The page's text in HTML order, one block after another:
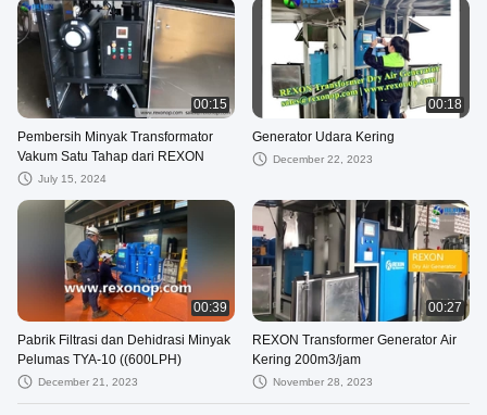
00:15
Pembersih Minyak Transformator
Vakum Satu Tahap dari REXON
July 15, 2024
00:18
Generator Udara Kering
December 22, 2023
00:39
Pabrik Filtrasi dan Dehidrasi Minyak
Pelumas TYA-10 ((600LPH)
December 21, 2023
00:27
REXON Transformer Generator Air
Kering 200m3/jam
November 28, 2023